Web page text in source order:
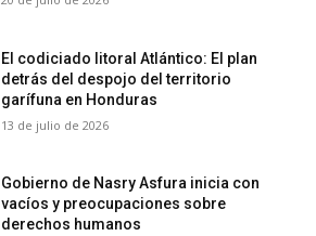
El codiciado litoral Atlántico: El plan
detrás del despojo del territorio
garífuna en Honduras
13 de julio de 2026
Gobierno de Nasry Asfura inicia con
vacíos y preocupaciones sobre
derechos humanos